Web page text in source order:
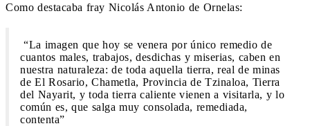
Como destacaba fray Nicolás Antonio de Ornelas:
“La imagen que hoy se venera por único remedio de
cuantos males, trabajos, desdichas y miserias, caben en
nuestra naturaleza: de toda aquella tierra, real de minas
de El Rosario, Chametla, Provincia de Tzinaloa, Tierra
del Nayarit, y toda tierra caliente vienen a visitarla, y lo
común es, que salga muy consolada, remediada,
contenta”